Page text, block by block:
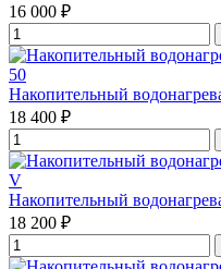
16 000 ₽
Накопительный
18 400 ₽
Накопительный
18 200 ₽